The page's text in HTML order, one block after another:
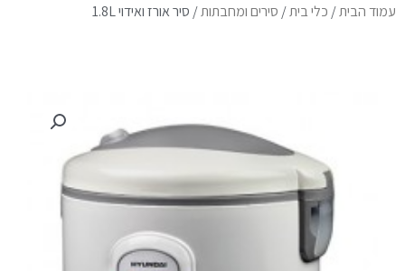
עמוד הבית/ כלי בית/ סירים ומחבתות/ סיר אורז ואידוי 1.8L